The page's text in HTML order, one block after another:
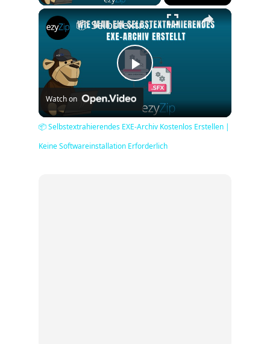
×
Play
Video
📦 Selbstextrahierendes EXE-Archiv Kostenlos Erstellen | Keine Softwareinstallation Erforderlich
Watch on
📦 Selbstextrahierendes EXE-Archiv Kostenlos Erstellen |
Keine Softwareinstallation Erforderlich